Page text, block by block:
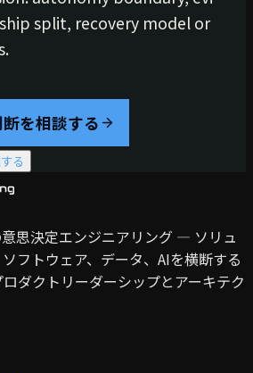
split, recovery model or
を相談する
る
思決定エンジニアリング — ソリュ
フトウェア、データ、AIを横断する
ダクトリーダーシップとアーキテク